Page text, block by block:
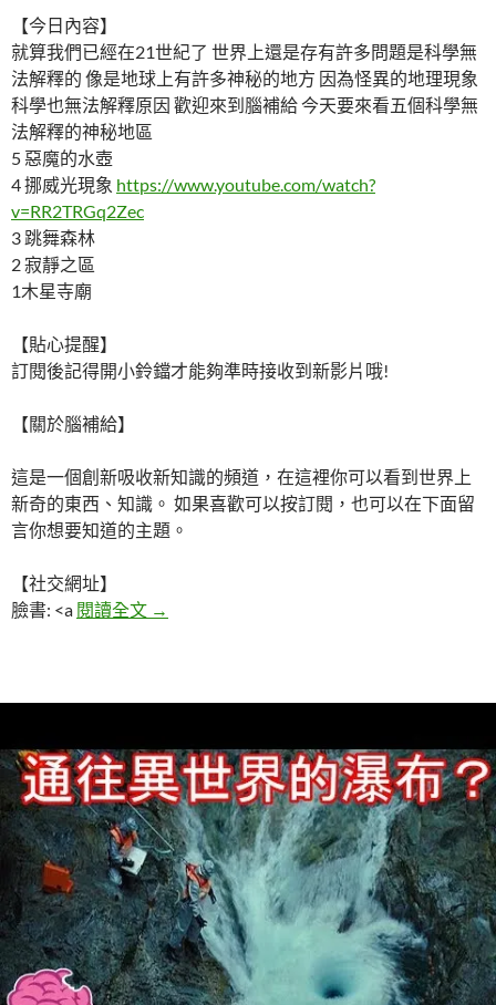
【今日內容】
就算我們已經在21世紀了 世界上還是存有許多問題是科學無
法解釋的 像是地球上有許多神秘的地方 因為怪異的地理現象
科學也無法解釋原因 歡迎來到腦補給 今天要來看五個科學無
法解釋的神秘地區
5 惡魔的水壺
4 挪威光現象 https://www.youtube.com/watch?
v=RR2TRGq2Zec
3 跳舞森林
2 寂靜之區
1木星寺廟
【貼心提醒】
訂閱後記得開小鈴鐺才能夠準時接收到新影片哦!
【關於腦補給】
這是一個創新吸收新知識的頻道，在這裡你可以看到世界上
新奇的東西、知識。 如果喜歡可以按訂閱，也可以在下面留
言你想要知道的主題。
【社交網址】
臉書: <a 閱讀全文 5個科學無法解釋的神秘地區
→